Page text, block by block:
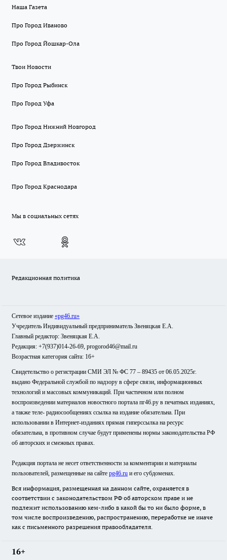
Наша Газета
Про Город Иваново
Про Город Йошкар-Ола
Твои Новости
Про Город Рыбинск
Про Город Уфа
Про Город Нижний Новгород
Про Город Дзержинск
Про Город Владивосток
Про Город Краснодара
Мы в социальных сетях
Редакционная политика
Сетевое издание «pg46.ru»
Учредитель Индивидуальный предприниматель Звеняцкая Е.А.
Главный редактор: Звеняцкая Е.А.
Редакция: +7(937)014-26-69, progorod46@mail.ru
Возрастная категория сайта: 16+
Свидетельство о регистрации СМИ ЭЛ № ФС 77 – 89435 от 06.05.2025г.
выдано Федеральной службой по надзору в сфере связи, информационных
технологий и массовых коммуникаций. При частичном или полном
воспроизведении материалов новостного портала пг46.ру в печатных изданиях,
а также теле- радиосообщениях ссылка на издание обязательна. При
использовании в Интернет-изданиях прямая гиперссылка на ресурс
обязательна, в противном случае будут применены нормы законодательства РФ
об авторских и смежных правах.
Редакция портала не несет ответственности за комментарии и материалы
пользователей, размещенные на сайте pg46.ru и его субдоменах.
Вся информация, размещенная на данном сайте, охраняется в
соответствии с законодательством РФ об авторском праве и не
подлежит использованию кем-либо в какой бы то ни было форме, в
том числе воспроизведению, распространению, переработке не иначе
как с письменного разрешения правообладателя.
16+